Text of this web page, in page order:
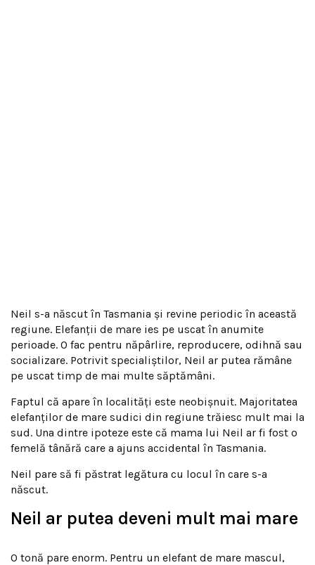
Neil s-a născut în Tasmania și revine periodic în această
regiune. Elefanții de mare ies pe uscat în anumite
perioade. O fac pentru năpârlire, reproducere, odihnă sau
socializare. Potrivit specialiștilor, Neil ar putea rămâne
pe uscat timp de mai multe săptămâni.
Faptul că apare în localități este neobișnuit. Majoritatea
elefanților de mare sudici din regiune trăiesc mult mai la
sud. Una dintre ipoteze este că mama lui Neil ar fi fost o
femelă tânără care a ajuns accidental în Tasmania.
Neil pare să fi păstrat legătura cu locul în care s-a
născut.
Neil ar putea deveni mult mai mare
O tonă pare enorm. Pentru un elefant de mare mascul,